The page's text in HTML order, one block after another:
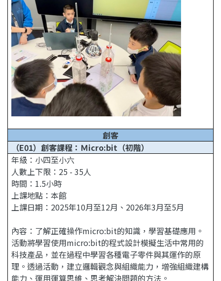
創客
（E01）創客課程：Ｍicro:bit（初階）
年級：小四至小六
人數上下限：25 - 35人
時間：1.5小時
上課地點：本館
上課日期：2025年10月至12月、2026年3月至5月
內容：了解正確操作micro:bit的知識，學習基礎應用。
活動將學習使用micro:bit的程式設計模擬生活中常用的
科技產品，並在過程中學習各種電子零件與其運作的原
理。透過活動，建立邏輯觀念與組織能力，增強組織建構
能力、運用運算思維、思考解決問題的方法。